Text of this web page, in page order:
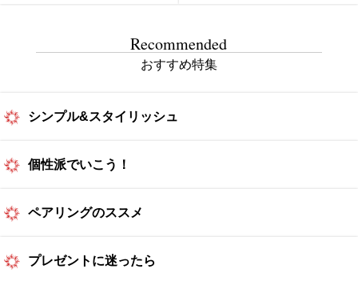
Recommended
おすすめ特集
シンプル&スタイリッシュ
個性派でいこう！
ペアリングのススメ
プレゼントに迷ったら